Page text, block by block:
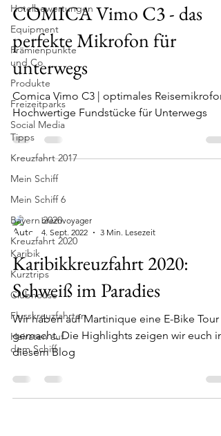
Hotelbewertungen
Equipment
Prämienpunkte
und Co
Produkte
Freizeitparks
Social Media
Tipps
Kreuzfahrt 2017
Mein Schiff
Mein Schiff 6
Bayern 2020
Kreuzfahrt 2020
Karibik
Kurztrips
Clubhouse
Flusskreuzfahrten
Heiraten auf
dem Schiff
COMICA Vimo C3 - das
perfekte Mikrofon für
unterwegs
Comica Vimo C3 | optimales
Hochwertige Fundstücke für Unterwegs
breznvoyager
4. Sept. 2022
3 Min. Lesezeit
Karibikkreuzfahrt 2020:
Schweiß im Paradies
Wir haben auf Martinique eine E-Bike Tour
gemacht. Die Highlights zeigen wir euch in
diesem Blog